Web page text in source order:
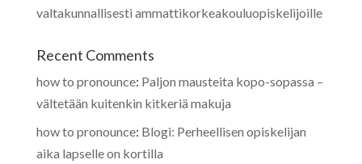
valtakunnallisesti ammattikorkeakouluopiskelijoille
Recent Comments
how to pronounce: Paljon mausteita kopo-sopassa –
vältetään kuitenkin kitkeriä makuja
how to pronounce: Blogi: Perheellisen opiskelijan
aika lapselle on kortilla